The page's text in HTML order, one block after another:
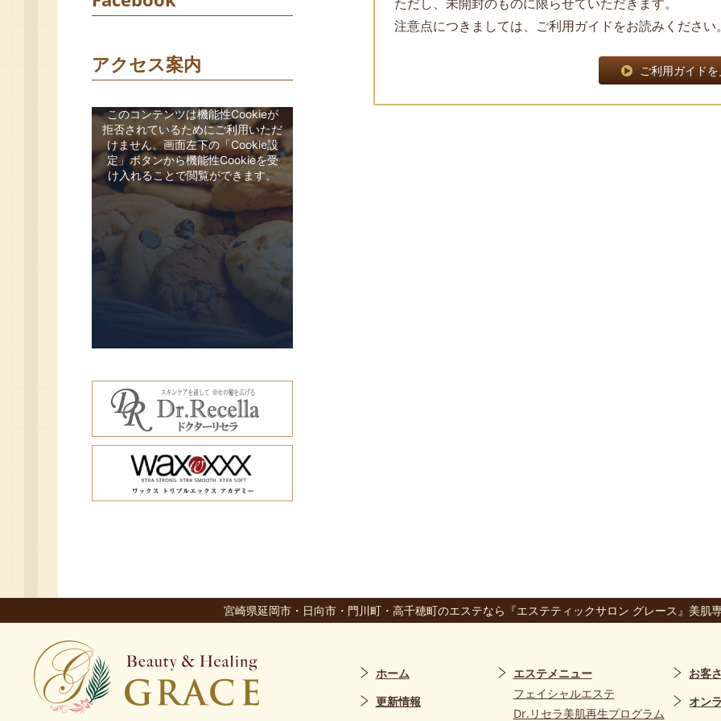
ただし、未開封のものに限らせていただきます。
注意点につきましては、ご利用ガイドをお読みください
ご利用ガイド
アクセス案内
このコンテンツは機能性Cookieが
拒否されているためにご利用いただ
けません。画面左下の「Cookie設
定」ボタンから機能性Cookieを受
け入れることで閲覧ができます。
宮崎県延岡市・日向市・門川町・高千穂町のエステなら『エステティックサロン グレース』美肌
ホーム
更新情報
エステメニュー
フェイシャルエステ
Dr.リセラ美肌再生プログラム
お客
オン